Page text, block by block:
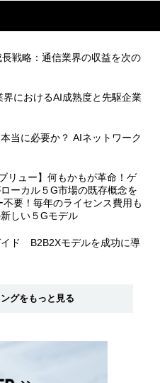
戦略：通信業界の収益を次の
界におけるAI成熟度と先駆企業
当に必要か？ AIネットワーク
リュー】何もかもが革命！ゲ
ーカル５G市場の既存概念を
要！毎年のライセンス費用も
しい５Gモデル
ド B2B2Xモデルを成功に導
グをもっと見る